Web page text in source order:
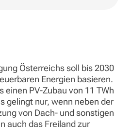
Österreichs soll bis 2030
Energien basieren.
einen PV-Zubau von 11 TWh
gelingt nur, wenn neben der
von Dach- und sonstigen
auch das Freiland zur